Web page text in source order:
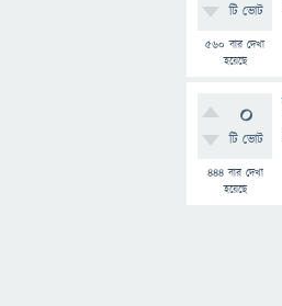
টি ভোট
560 বার দেখা
হয়েছে
0
টি ভোট
444বার দেখা
হয়েছে